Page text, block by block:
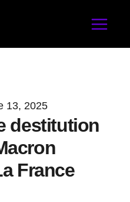
13, 2025
destitution
France